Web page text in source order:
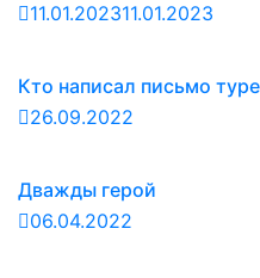
11.01.202311.01.2023
Кто написал письмо
26.09.2022
Дважды герой
06.04.2022